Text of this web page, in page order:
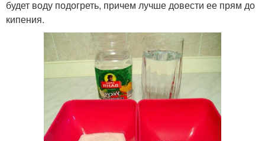
будет воду подогреть, причем лучше довести ее прям до
кипения.